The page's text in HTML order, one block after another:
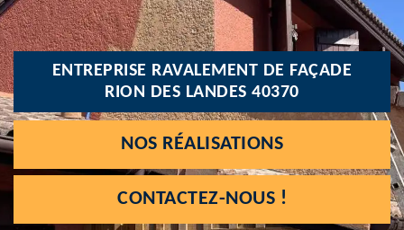
ENTREPRISE RAVALEMENT DE FAÇADE
RION DES LANDES 40370
NOS RÉALISATIONS
CONTACTEZ-NOUS !